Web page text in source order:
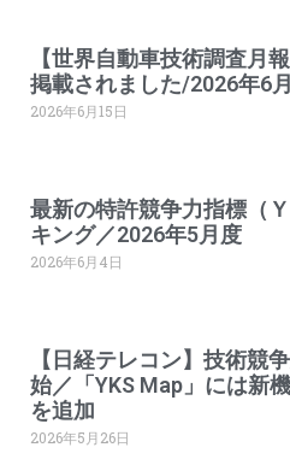
【世界自動車技術調査月
掲載されました/2026年6
2026年6月15日
最新の特許競争力指標（
キング／2026年5月度
2026年6月4日
【日経テレコン】技術競
始／「YKS Map」には新
を追加
2026年5月26日